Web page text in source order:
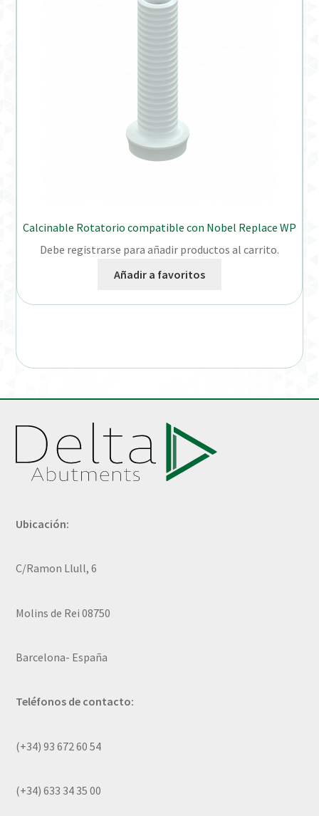
Calcinable Rotatorio compatible con Nobel Replace WP
Debe registrarse para añadir productos al carrito.
Añadir a favoritos
Ubicación:
C/Ramon Llull, 6
Molins de Rei 08750
Barcelona- España
Teléfonos de contacto:
(+34) 93 672 60 54
(+34) 633 34 35 00